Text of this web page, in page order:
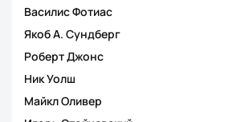
Василис Фотиас
Якоб А. Сундберг
Роберт Джонс
Ник Уолш
Майкл Оливер